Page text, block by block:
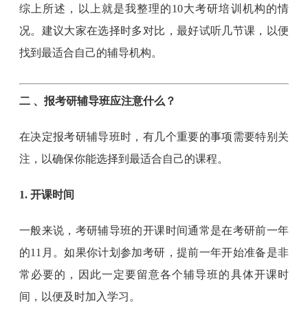
综上所述，以上就是我整理的10大考研培训机构的情
况。建议大家在选择时多对比，最好试听几节课，以便
找到最适合自己的辅导机构。
二 、报考研辅导班应注意什么？
在决定报考研辅导班时，有几个重要的事项需要特别关
注，以确保你能选择到最适合自己的课程。
1. 开课时间
一般来说，考研辅导班的开课时间通常是在考研前一年
的11月。如果你计划参加考研，提前一年开始准备是非
常必要的，因此一定要留意各个辅导班的具体开课时
间，以便及时加入学习。